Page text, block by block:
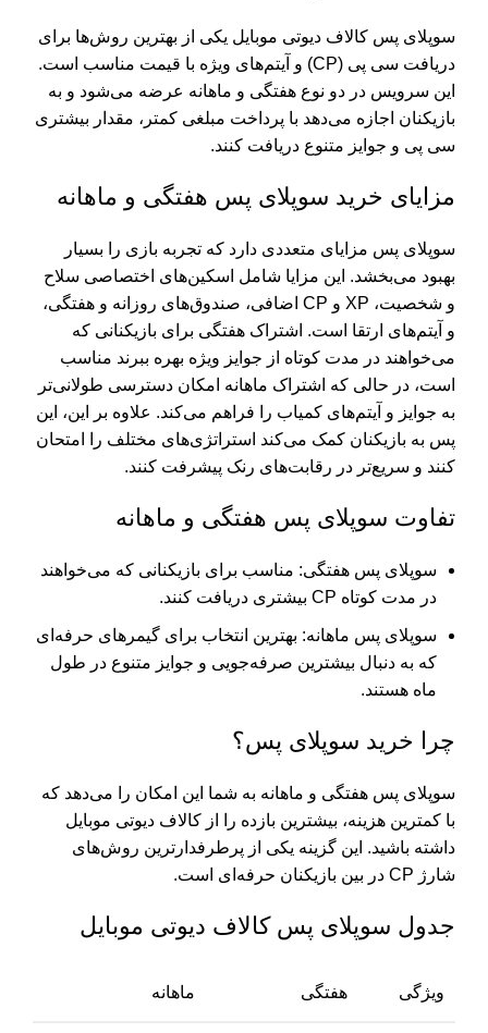
سوپلای پس کالاف دیوتی موبایل یکی از بهترین روش‌ها برای
دریافت سی پی (CP) و آیتم‌های ویژه با قیمت مناسب است.
این سرویس در دو نوع هفتگی و ماهانه عرضه می‌شود و به
بازیکنان اجازه می‌دهد با پرداخت مبلغی کمتر، مقدار بیشتری
سی پی و جوایز متنوع دریافت کنند.
مزایای خرید سوپلای پس هفتگی و ماهانه
سوپلای پس مزایای متعددی دارد که تجربه بازی را بسیار
بهبود می‌بخشد. این مزایا شامل اسکین‌های اختصاصی سلاح
و شخصیت، XP و CP اضافی، صندوق‌های روزانه و هفتگی،
و آیتم‌های ارتقا است. اشتراک هفتگی برای بازیکنانی که
می‌خواهند در مدت کوتاه از جوایز ویژه بهره ببرند مناسب
است، در حالی که اشتراک ماهانه امکان دسترسی طولانی‌تر
به جوایز و آیتم‌های کمیاب را فراهم می‌کند. علاوه بر این، این
پس به بازیکنان کمک می‌کند استراتژی‌های مختلف را امتحان
کنند و سریع‌تر در رقابت‌های رنک پیشرفت کنند.
تفاوت سوپلای پس هفتگی و ماهانه
سوپلای پس هفتگی: مناسب برای بازیکنانی که می‌خواهند
در مدت کوتاه CP بیشتری دریافت کنند.
سوپلای پس ماهانه: بهترین انتخاب برای گیمرهای حرفه‌ای
که به دنبال بیشترین صرفه‌جویی و جوایز متنوع در طول
ماه هستند.
چرا خرید سوپلای پس؟
سوپلای پس هفتگی و ماهانه به شما این امکان را می‌دهد که
با کمترین هزینه، بیشترین بازده را از کالاف دیوتی موبایل
داشته باشید. این گزینه یکی از پرطرفدارترین روش‌های
شارژ CP در بین بازیکنان حرفه‌ای است.
جدول سوپلای پس کالاف دیوتی موبایل
ویژگی هفتگی ماهانه